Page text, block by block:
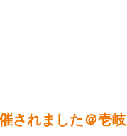
されました＠壱岐